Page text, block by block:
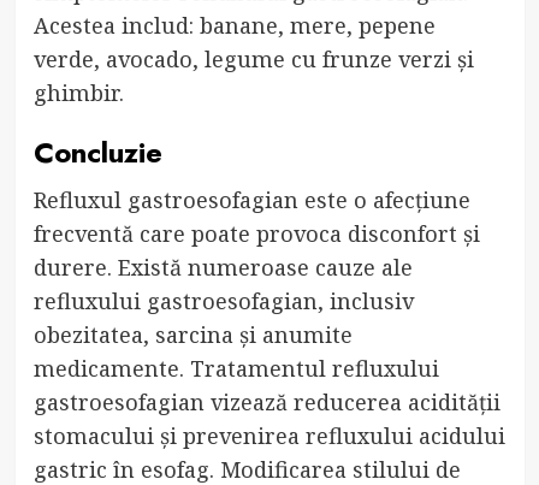
Acestea includ: banane, mere, pepene
verde, avocado, legume cu frunze verzi și
ghimbir.
Concluzie
Refluxul gastroesofagian este o afecțiune
frecventă care poate provoca disconfort și
durere. Există numeroase cauze ale
refluxului gastroesofagian, inclusiv
obezitatea, sarcina și anumite
medicamente. Tratamentul refluxului
gastroesofagian vizează reducerea acidității
stomacului și prevenirea refluxului acidului
gastric în esofag. Modificarea stilului de